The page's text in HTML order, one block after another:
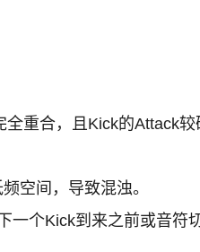
重合，且Kick的Attack
空间，导致混浊。
个Kick到来之前或音符